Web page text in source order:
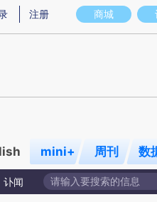
意图存在偏差。不代表财新观点和立
商城
注册
mini+ 周刊 数
讣闻